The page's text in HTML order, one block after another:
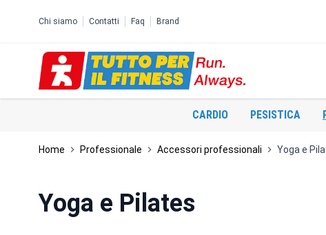
Chi siamo Contatti Faq Brand
CARDIO PESISTICA
Home Professionale Accessori professionali Yoga e
Yoga e Pilates